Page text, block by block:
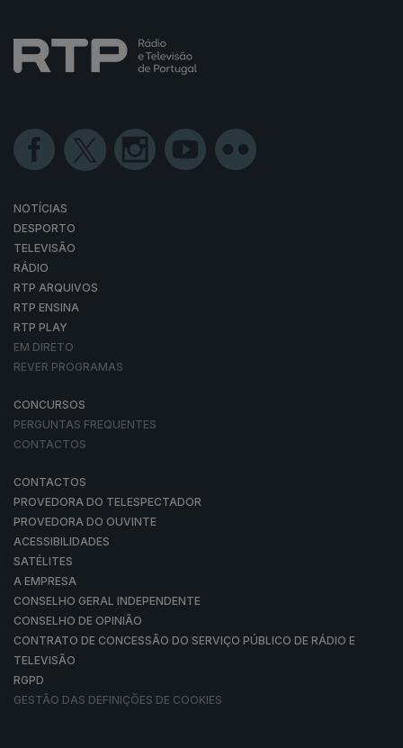
NOTÍCIAS
DESPORTO
TELEVISÃO
RÁDIO
RTP ARQUIVOS
RTP ENSINA
RTP PLAY
EM DIRETO
REVER PROGRAMAS
CONCURSOS
PERGUNTAS FREQUENTES
CONTACTOS
CONTACTOS
PROVEDORA DO TELESPECTADOR
PROVEDORA DO OUVINTE
ACESSIBILIDADES
SATÉLITES
A EMPRESA
CONSELHO GERAL INDEPENDENTE
CONSELHO DE OPINIÃO
CONTRATO DE CONCESSÃO DO SERVIÇO PÚBLICO DE RÁDIO E
TELEVISÃO
RGPD
GESTÃO DAS DEFINIÇÕES DE COOKIES